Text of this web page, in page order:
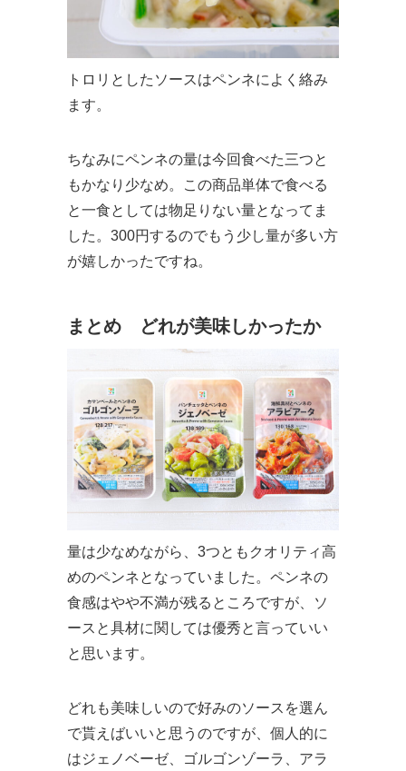
トロリとしたソースはペンネによく絡み
ます。
ちなみにペンネの量は今回食べた三つと
もかなり少なめ。この商品単体で食べる
と一食としては物足りない量となってま
した。300円するのでもう少し量が多い方
が嬉しかったですね。
まとめ どれが美味しかったか
量は少なめながら、3つともクオリティ高
めのペンネとなっていました。ペンネの
食感はやや不満が残るところですが、ソ
ースと具材に関しては優秀と言っていい
と思います。
どれも美味しいので好みのソースを選ん
で貰えばいいと思うのですが、個人的に
はジェノベーゼ、ゴルゴンゾーラ、アラ